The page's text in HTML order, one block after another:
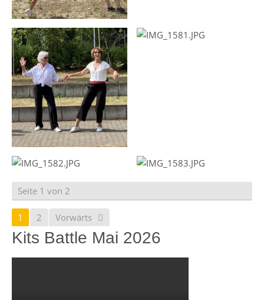
Seite 1 von 2
1 2 Vorwärts
Kits Battle Mai 2026